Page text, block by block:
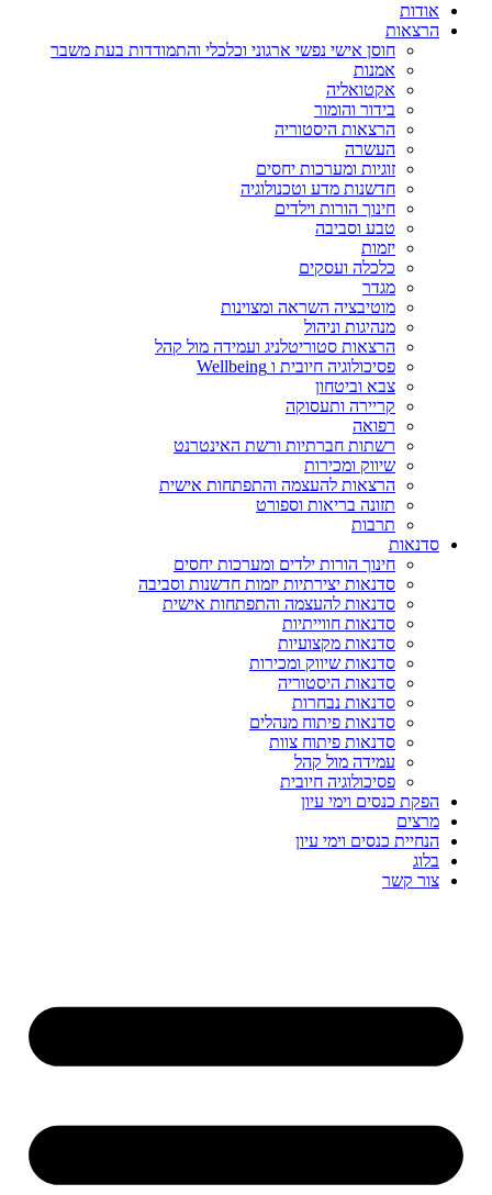
אודות
הרצאות
חוסן אישי נפשי ארגוני וכלכלי והתמודדות בעת משבר
אמנות
אקטואליה
בידור והומור
הרצאות היסטוריה
העשרה
זוגיות ומערכות יחסים
חדשנות מדע וטכנולוגיה
חינוך הורות וילדים
טבע וסביבה
יזמות
כלכלה ועסקים
מגדר
מוטיבציה השראה ומצוינות
מנהיגות וניהול
הרצאות סטוריטלניג ועמידה מול קהל
פסיכולוגיה חיובית ו Wellbeing
צבא וביטחון
קריירה ותעסוקה
רפואה
רשתות חברתיות ורשת האינטרנט
שיווק ומכירות
הרצאות להעצמה והתפתחות אישית
תזונה בריאות וספורט
תרבות
סדנאות
חינוך הורות ילדים ומערכות יחסים
סדנאות יצירתיות יזמות חדשנות וסביבה
סדנאות להעצמה והתפתחות אישית
סדנאות חווייתיות
סדנאות מקצועיות
סדנאות שיווק ומכירות
סדנאות היסטוריה
סדנאות נבחרות
סדנאות פיתוח מנהלים
סדנאות פיתוח צוות
עמידה מול קהל
פסיכולוגיה חיובית
הפקת כנסים וימי עיון
מרצים
הנחיית כנסים וימי עיון
בלוג
צור קשר